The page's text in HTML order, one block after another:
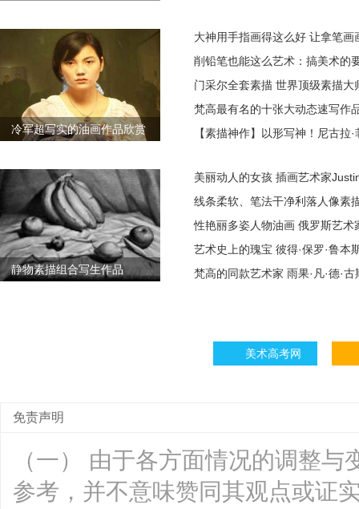
冷军超写实的油画作品欣赏
大神用手指画得这么好 让拿笔画
削铅笔也能这么艺术：搞美术的
门采尔全套素描 世界顶级素描大
梵高最有名的十张大动态速写作
【素描神作】以形写神！尼古拉
静物素描组合写生作品
美丽动人的女孩 插画艺术家
线条柔软、笔法干净利落人像素
性艳丽多姿人物油画 俄罗斯艺术
艺术史上的瑰宝 彼得·保罗·鲁本
梵高的同款艺术家 雨果·凡·德·
美术高考网
免责声明
（一） 由于各方面情况的调整
参考，并不意味赞同其观点或证